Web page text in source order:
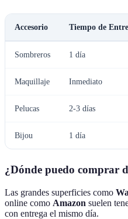
Accesorio Tiempo de
Sombreros 1 día
Maquillaje Inmediato
Pelucas 2-3 días
Bijou 1 día
¿Dónde puedo comprar
Las grandes superficies como
online como Amazon suelen
con entrega el mismo día.